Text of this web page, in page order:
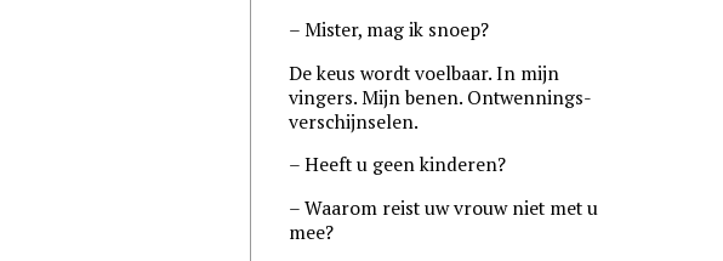
– Mister, mag ik snoep?
De keus wordt voelbaar. In mijn
vingers. Mijn benen. Ontwennings-
verschijnselen.
– Heeft u geen kinderen?
– Waarom reist uw vrouw niet met u
mee?